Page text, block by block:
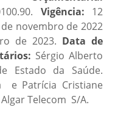
Vigência: 12
novembro de 2022
de 2023. Data de
Sérgio Alberto
Estado da Saúde.
e Patrícia Cristiane
Telecom S/A.